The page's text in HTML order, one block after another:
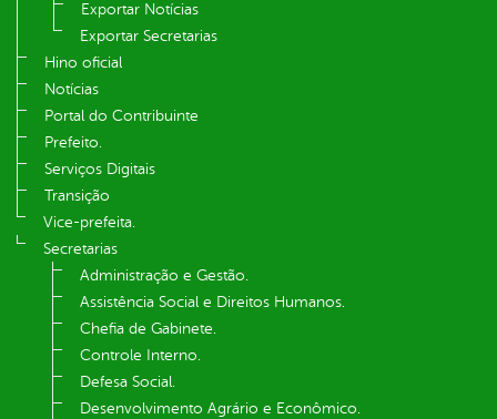
Exportar Notícias
Exportar Secretarias
Hino oficial
Notícias
Portal do Contribuinte
Prefeito.
Serviços Digitais
Transição
Vice-prefeita.
Secretarias
Administração e Gestão.
Assistência Social e Direitos Humanos.
Chefia de Gabinete.
Controle Interno.
Defesa Social.
Desenvolvimento Agrário e Econômico.